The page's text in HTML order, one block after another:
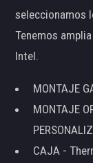
seleccionamos
Tenemos
Intel.
MONTAJE
MONTAJE
CAJA -